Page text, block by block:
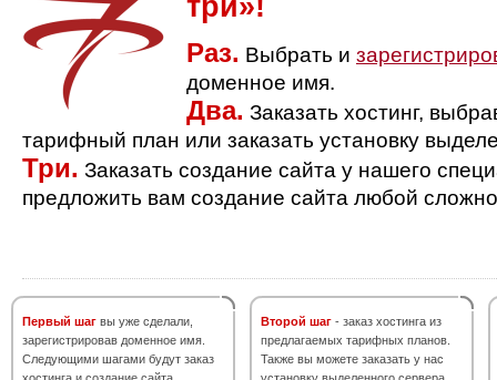
Раз. Выбрать и
доменное имя.
Два. Заказать хостинг,
тарифный план или заказать установку
Три. Заказать создание сайта у нашего
предложить вам создание сайта любой
Первый шаг вы уже сделали,
зарегистрировав доменное имя.
Следующими шагами будут заказ
Второй шаг - заказ хостинга из
предлагаемых тарифных планов.
Также вы можете заказать у нас